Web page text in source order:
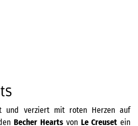
und verziert mit roten Herzen auf
Becher Heartsvon Le Creusetein